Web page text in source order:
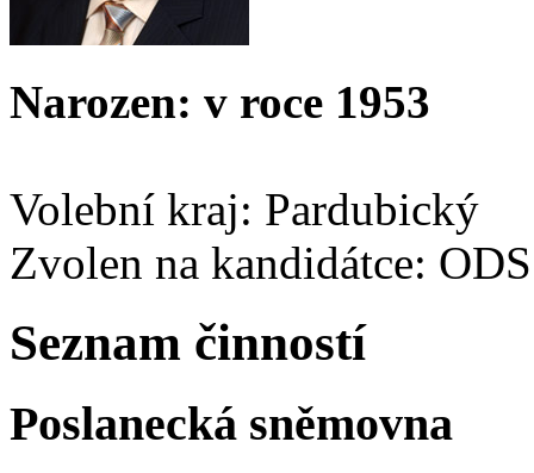
Narozen: v roce 1953
Volební kraj: Pardubický
Zvolen na kandidátce: ODS
Seznam činností
Poslanecká sněmovna